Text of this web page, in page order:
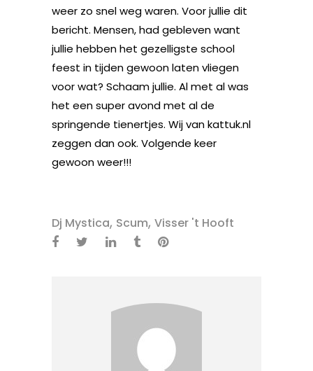
weer zo snel weg waren. Voor jullie dit
bericht. Mensen, had gebleven want
jullie hebben het gezelligste school
feest in tijden gewoon laten vliegen
voor wat? Schaam jullie. Al met al was
het een super avond met al de
springende tienertjes. Wij van kattuk.nl
zeggen dan ook. Volgende keer
gewoon weer!!!
Dj Mystica, Scum, Visser 't Hooft